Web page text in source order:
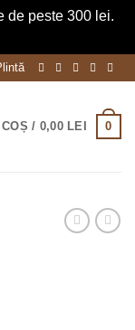
de peste 300 lei.
COȘ / 0,00 LEI 0